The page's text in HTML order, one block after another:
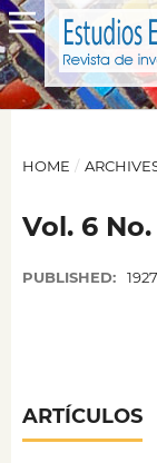
HOME /
Vol. 6
PUBLISHED:
ARTÍCULOS